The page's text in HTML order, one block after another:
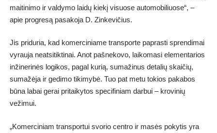
maitinimo ir valdymo laidų kiekį visuose automobiliuose“, –
apie progresą pasakoja D. Zinkevičius.
Jis priduria, kad komerciniame transporte paprasti sprendimai
vyrauja neatsitiktinai. Anot pašnekovo, laikomasi elementarios
inžinerinės logikos, pagal kurią, sumažinus detalių skaičių,
sumažėja ir gedimo tikimybė. Tuo pat metu tokios pakabos
būna labai gerai pritaikytos specifiniam darbui – krovinių
vežimui.
„Komerciniam transportui svorio centro ir masės pokytis yra